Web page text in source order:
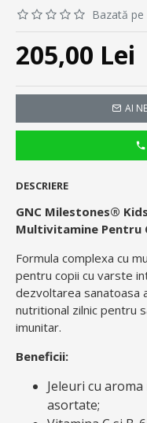
Bazată pe
205,00 Lei
AI
DESCRIERE
GNC Milestones®
Multivitamine Pentru
Formula complexa cu
pentru copii cu varste
dezvoltarea sanatoasa
nutritional zilnic pentru
imunitar.
Beneficii:
Jeleuri cu
asortate;